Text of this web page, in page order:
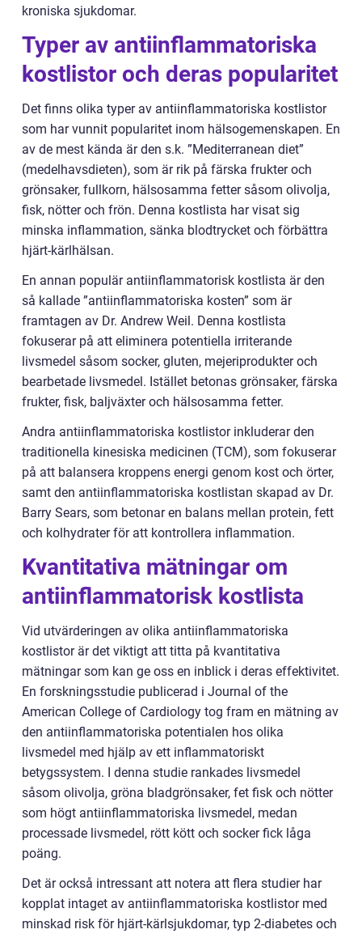
kroniska sjukdomar.
Typer av antiinflammatoriska
kostlistor och deras popularitet
Det finns olika typer av antiinflammatoriska kostlistor
som har vunnit popularitet inom hälsogemenskapen. En
av de mest kända är den s.k. ”Mediterranean diet”
(medelhavsdieten), som är rik på färska frukter och
grönsaker, fullkorn, hälsosamma fetter såsom olivolja,
fisk, nötter och frön. Denna kostlista har visat sig
minska inflammation, sänka blodtrycket och förbättra
hjärt-kärlhälsan.
En annan populär antiinflammatorisk kostlista är den
så kallade ”antiinflammatoriska kosten” som är
framtagen av Dr. Andrew Weil. Denna kostlista
fokuserar på att eliminera potentiella irriterande
livsmedel såsom socker, gluten, mejeriprodukter och
bearbetade livsmedel. Istället betonas grönsaker, färska
frukter, fisk, baljväxter och hälsosamma fetter.
Andra antiinflammatoriska kostlistor inkluderar den
traditionella kinesiska medicinen (TCM), som fokuserar
på att balansera kroppens energi genom kost och örter,
samt den antiinflammatoriska kostlistan skapad av Dr.
Barry Sears, som betonar en balans mellan protein, fett
och kolhydrater för att kontrollera inflammation.
Kvantitativa mätningar om
antiinflammatorisk kostlista
Vid utvärderingen av olika antiinflammatoriska
kostlistor är det viktigt att titta på kvantitativa
mätningar som kan ge oss en inblick i deras effektivitet.
En forskningsstudie publicerad i Journal of the
American College of Cardiology tog fram en mätning av
den antiinflammatoriska potentialen hos olika
livsmedel med hjälp av ett inflammatoriskt
betygssystem. I denna studie rankades livsmedel
såsom olivolja, gröna bladgrönsaker, fet fisk och nötter
som högt antiinflammatoriska livsmedel, medan
processade livsmedel, rött kött och socker fick låga
poäng.
Det är också intressant att notera att flera studier har
kopplat intaget av antiinflammatoriska kostlistor med
minskad risk för hjärt-kärlsjukdomar, typ 2-diabetes och